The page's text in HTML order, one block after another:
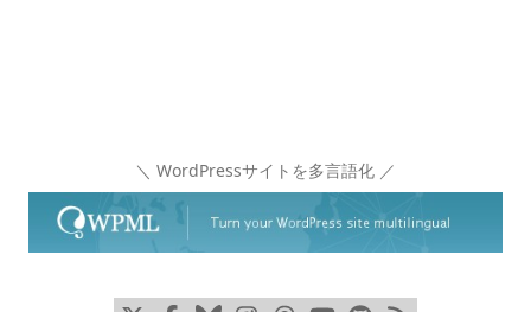
＼ WordPressサイトを多言語化 ／